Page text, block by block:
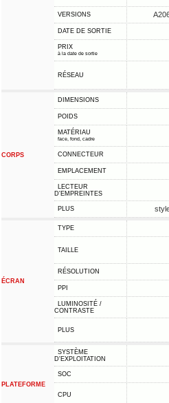
VERSIONS
DATE DE SORTIE
PRIX
à la date de sortie
RÉSEAU
CORPS
DIMENSIONS
POIDS
MATÉRIAU
face, fond, cadre
CONNECTEUR
EMPLACEMENT
LECTEUR
D'EMPREINTES
PLUS
ÉCRAN
TYPE
TAILLE
RÉSOLUTION
PPI
LUMINOSITÉ /
CONTRASTE
PLUS
PLATEFORME
SYSTÈME
D'EXPLOITATION
SOC
CPU